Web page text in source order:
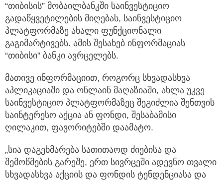
“თიბისის” მობაილბანკში საინვესტიციო
გადაწყვეტილების მიღებას, საინვესტიციო
პლატფორმაზე ახალი ფუნქციონალი
გაგიმარტივებს. ამის შესახებ ინფორმაციას
“თიბისი” ბანკი ავრცელებს.
მათივე ინფორმაციით, როგორც სხვადასხვა
აპლიკაციაში და ონლაინ მაღაზიაში, ახლა უკვე
საინვესტიციო პლატფორმაზეც შეგიძლია შენთვის
საინტერესო აქცია ან ფონდი, შესაბამისი
ღილაკით, ფავორიტებში დაამატო.
„სია დაგეხმარება სათითაოდ ძიებისა და
შემოწმების გარეშე, ერთ სივრცეში ადევნო თვალი
სხვადასხვა აქციის და ფონდის ტენდენციასა და